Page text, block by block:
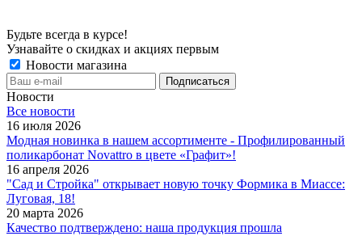
Будьте всегда в курсе!
Узнавайте о скидках и акциях первым
Новости магазина
Новости
Все новости
16 июля 2026
Модная новинка в нашем ассортименте - Профилированный
поликарбонат Novattro в цвете «Графит»!
16 апреля 2026
"Сад и Стройка" открывает новую точку Формика в Миассе:
Луговая, 18!
20 марта 2026
Качество подтверждено: наша продукция прошла